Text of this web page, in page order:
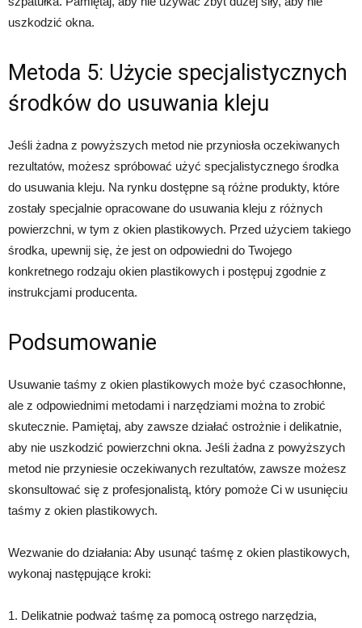
uszkodzić okna.
Metoda 5: Użycie specjalistycznych
środków do usuwania kleju
Jeśli żadna z powyższych metod nie przyniosła oczekiwanych
rezultatów, możesz spróbować użyć specjalistycznego środka
do usuwania kleju. Na rynku dostępne są różne produkty, które
zostały specjalnie opracowane do usuwania kleju z różnych
powierzchni, w tym z okien plastikowych. Przed użyciem takiego
środka, upewnij się, że jest on odpowiedni do Twojego
konkretnego rodzaju okien plastikowych i postępuj zgodnie z
instrukcjami producenta.
Podsumowanie
Usuwanie taśmy z okien plastikowych może być czasochłonne,
ale z odpowiednimi metodami i narzędziami można to zrobić
skutecznie. Pamiętaj, aby zawsze działać ostrożnie i delikatnie,
aby nie uszkodzić powierzchni okna. Jeśli żadna z powyższych
metod nie przyniesie oczekiwanych rezultatów, zawsze możesz
skonsultować się z profesjonalistą, który pomoże Ci w usunięciu
taśmy z okien plastikowych.
Wezwanie do działania: Aby usunąć taśmę z okien plastikowych,
wykonaj następujące kroki:
1. Delikatnie podważ taśmę za pomocą ostrego narzędzia,